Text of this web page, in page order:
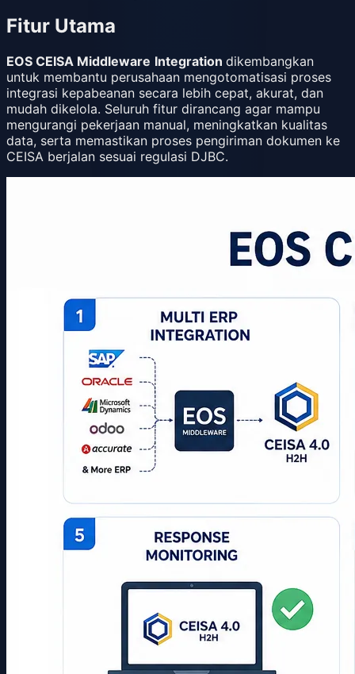
Fitur Utama
EOS CEISA Middleware Integration dikembangkan
untuk membantu perusahaan mengotomatisasi proses
integrasi kepabeanan secara lebih cepat, akurat, dan
mudah dikelola. Seluruh fitur dirancang agar mampu
mengurangi pekerjaan manual, meningkatkan kualitas
data, serta memastikan proses pengiriman dokumen ke
CEISA berjalan sesuai regulasi DJBC.